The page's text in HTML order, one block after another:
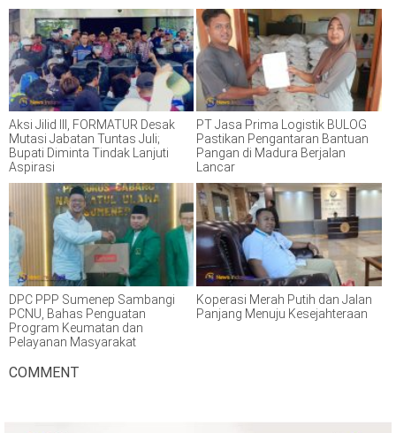
Aksi Jilid III, FORMATUR Desak
Mutasi Jabatan Tuntas Juli;
Bupati Diminta Tindak Lanjuti
Aspirasi
PT Jasa Prima Logistik BULOG
Pastikan Pengantaran Bantuan
Pangan di Madura Berjalan
Lancar
DPC PPP Sumenep Sambangi
PCNU, Bahas Penguatan
Program Keumatan dan
Pelayanan Masyarakat
Koperasi Merah Putih dan Jalan
Panjang Menuju Kesejahteraan
COMMENT